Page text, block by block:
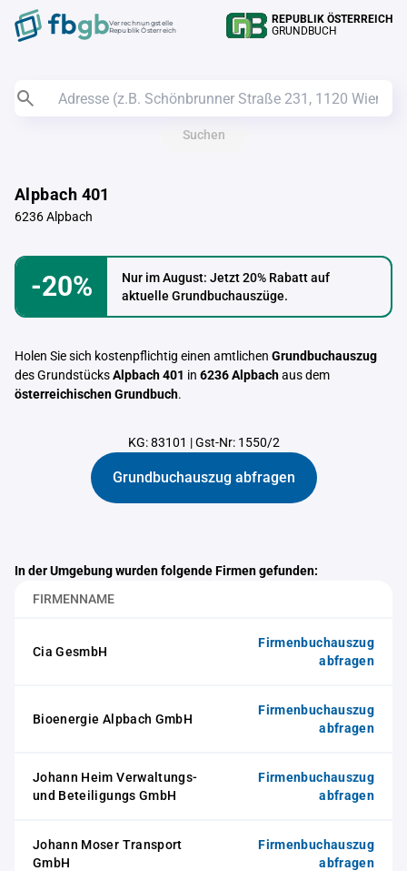
Verrechnungstelle
Republik Österreich
REPUBLIK ÖSTERREICH
GRUNDBUCH
Suchen
Alpbach 401
6236 Alpbach
-20%
Nur im August: Jetzt 20% Rabatt auf
aktuelle Grundbuchauszüge.
Holen Sie sich kostenpflichtig einen amtlichen Grundbuchauszug
des GrundstücksAlpbach 401 in 6236 Alpbachaus dem
österreichischen Grundbuch.
KG: 83101 |Gst-Nr: 1550/2
Grundbuchauszug abfragen
In der Umgebung wurden folgende Firmen gefunden:
FIRMENNAME
Cia GesmbH
Firmenbuchauszug
abfragen
Bioenergie Alpbach GmbH
Firmenbuchauszug
abfragen
Johann Heim Verwaltungs-
und Beteiligungs GmbH
Firmenbuchauszug
abfragen
Johann Moser Transport
GmbH
Firmenbuchauszug
abfragen